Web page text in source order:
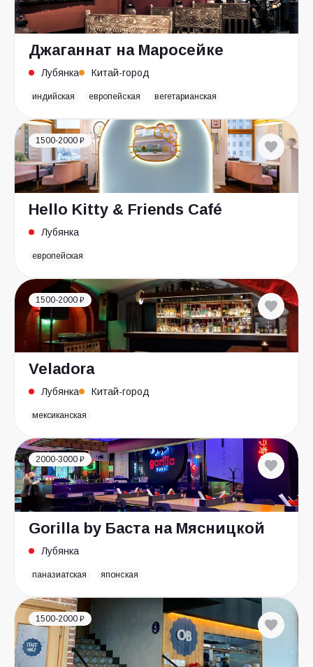
Джаганнат на Маросейке
Лубянка Китай-город
индийская европейская вегетарианская
1500-2000 ₽
Hello Kitty & Friends Café
Лубянка
европейская
1500-2000 ₽
Veladora
Лубянка Китай-город
мексиканская
2000-3000 ₽
Gorilla by Баста на Мясницкой
Лубянка
паназиатская японская
1500-2000 ₽